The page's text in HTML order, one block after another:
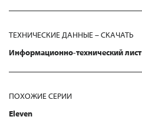
ТЕХНИЧЕСКИЕ ДАННЫЕ – СКАЧАТЬ
Информационно-технический лист
ПОХОЖИЕ СЕРИИ
Eleven